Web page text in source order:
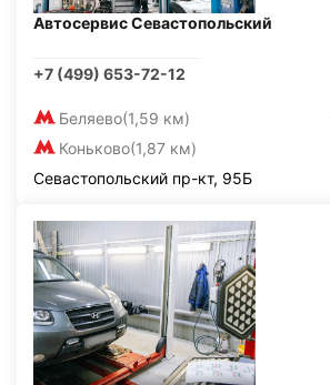
Автосервис Севастопольский
+7 (499) 653-72-12
Беляево(1,59 км)
Коньково(1,87 км)
Севастопольский пр-кт, 95Б